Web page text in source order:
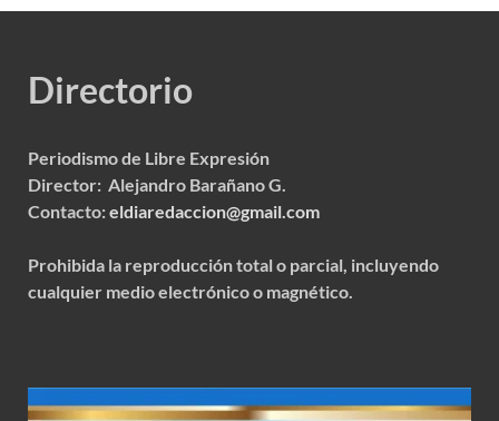
Directorio
Periodismo de Libre Expresión
Director: Alejandro Barañano G.
Contacto:eldiaredaccion@gmail.com
Prohibida la reproducción total o parcial, incluyendo
cualquier medio electrónico o magnético.